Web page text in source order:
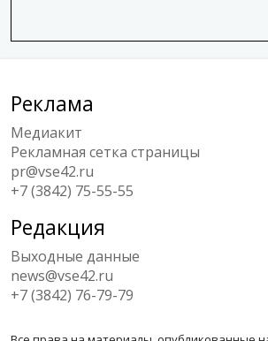
Реклама
Медиакит
Рекламная сетка страницы
pr@vse42.ru
+7 (3842) 75-55-55
Редакция
Выходные данные
news@vse42.ru
+7 (3842) 76-79-79